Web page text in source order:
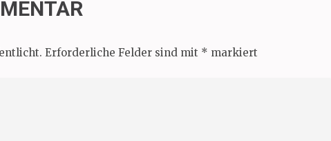
Erforderliche Felder sind mit * markiert